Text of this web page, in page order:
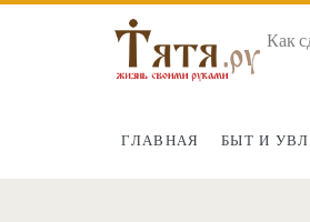
Как
ГЛАВНАЯ БЫТ И